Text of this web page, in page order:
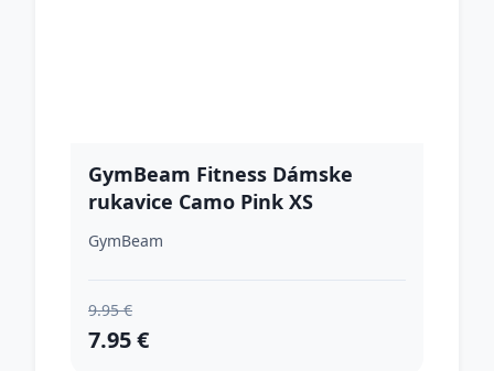
GymBeam Fitness Dámske
rukavice Camo Pink XS
GymBeam
9.95 €
7.95 €